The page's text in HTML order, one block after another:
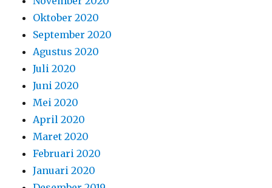
Oktober 2020
September 2020
Agustus 2020
Juli 2020
Juni 2020
Mei 2020
April 2020
Maret 2020
Februari 2020
Januari 2020